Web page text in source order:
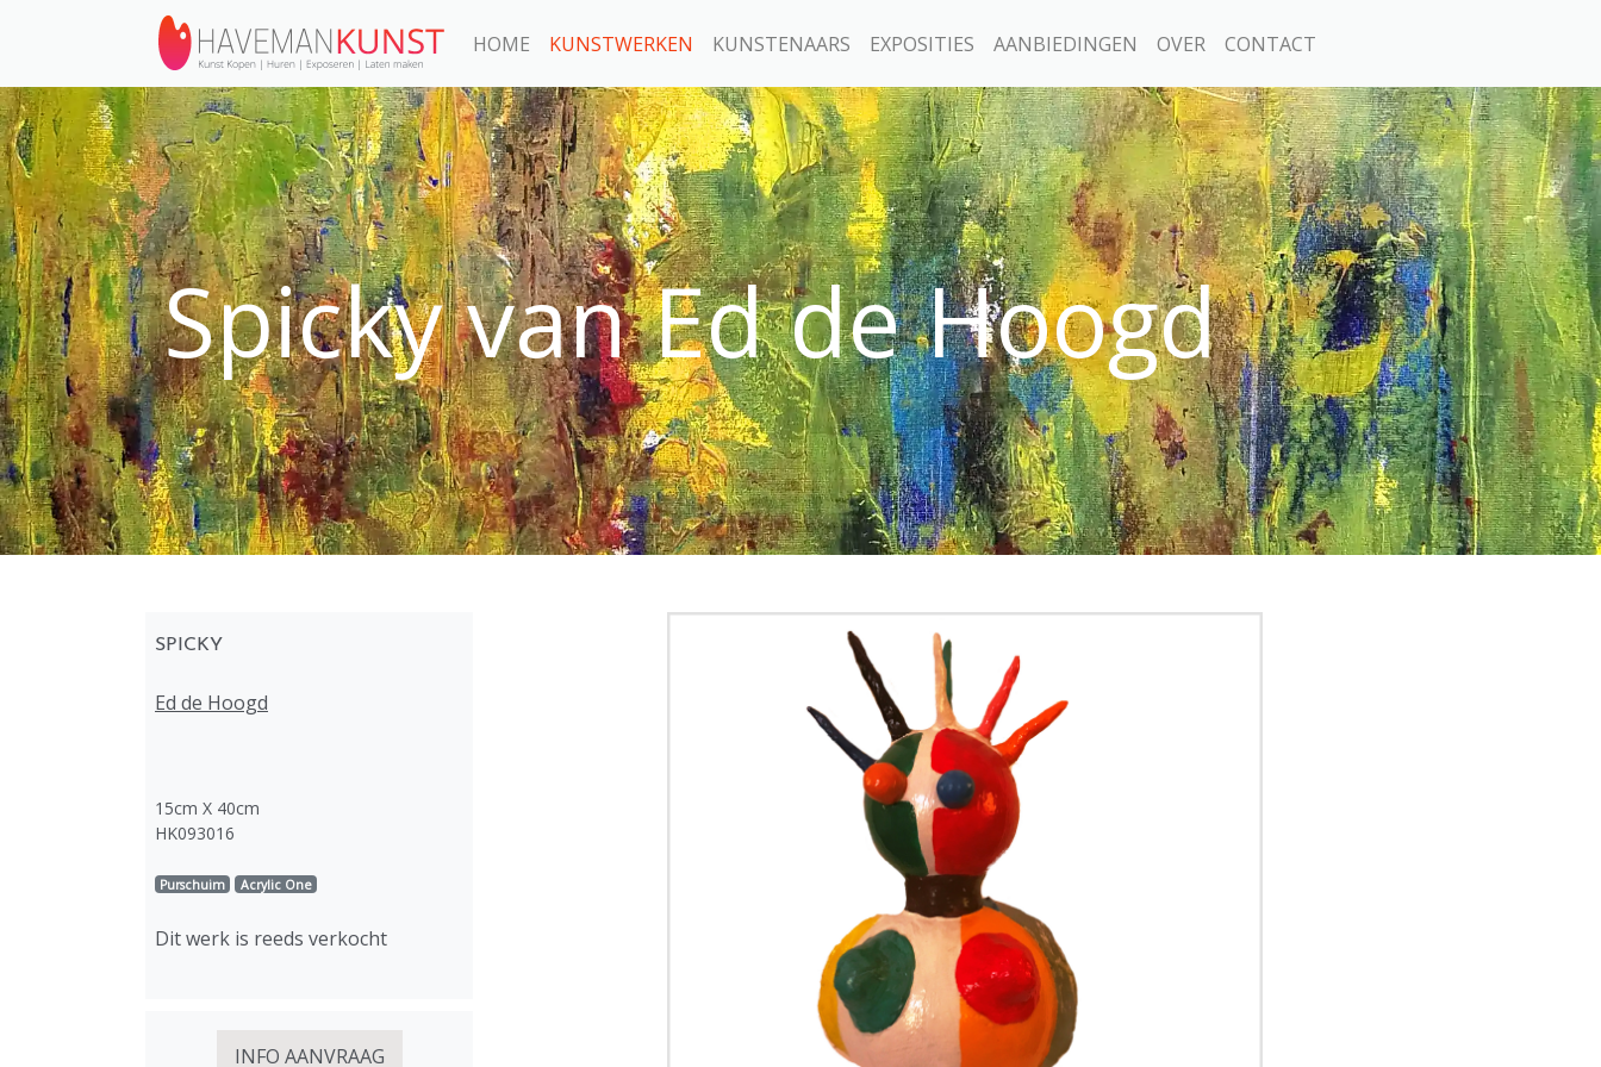
HOME KUNSTWERKEN KUNSTENAARS EXPOSITIES AANBIEDINGEN OVER CONTACT
Spicky van Ed de Hoogd
SPICKY
Ed de Hoogd
15cm X 40cm
HK093016
Purschuim Acrylic One
Dit werk is reeds verkocht
INFO AANVRAAG